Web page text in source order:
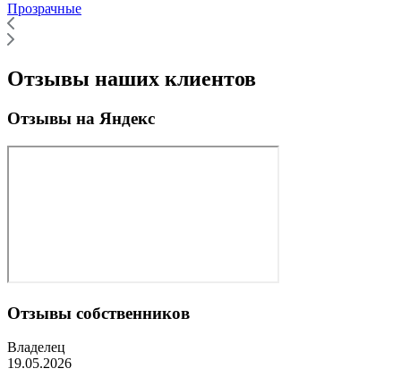
Прозрачные
Отзывы наших клиентов
Отзывы на Яндекс
Отзывы собственников
Владелец
19.05.2026